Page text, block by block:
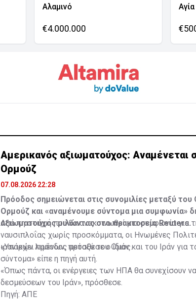
Αλαμινό
€4.000.000
Αμερικανός αξιωματούχος: Αναμένεται
Ορμούζ
07.08.2026 22:28
Πρόοδος σημειώνεται στις συνομιλίες μεταξύ του
Ορμούζ και «αναμένουμε σύντομα μια συμφωνία»
αξιωματούχος μιλώντας στο πρακτορείο Reuters.
Από τη στιγμή που θα ανακοινωθεί μια συμφωνία για
ναυσιπλοΐας χωρίς προσκόμματα, οι Ηνωμένες
ιρανικών λιμένων, πρόσθεσε ο ίδιος.
«Υπάρχει πρόοδος μεταξύ του Ομάν και του Ιράν για
σύντομα» είπε η πηγή αυτή.
«Όπως πάντα, οι ενέργειες των ΗΠΑ θα συνεχίσουν
δεσμεύσεων του Ιράν», πρόσθεσε.
Πηγή: ΑΠΕ